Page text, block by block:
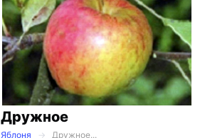
Дружное
Яблоня
Дружное...